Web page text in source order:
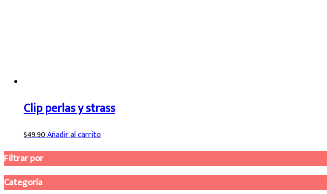
Clip perlas y strass
$49.90Añadir al carrito
Filtrar por
Categoría